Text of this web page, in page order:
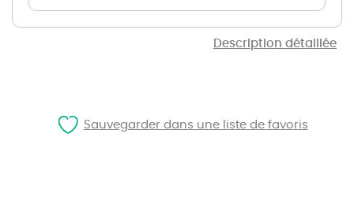
Description détaillée
Sauvegarder dans une liste de favoris